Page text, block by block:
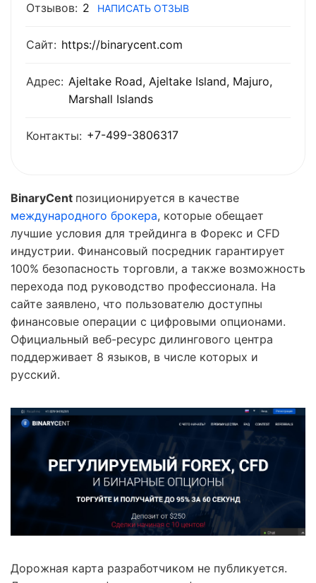
Отзывов: 2 НАПИСАТЬ ОТЗЫВ
Сайт: https://binarycent.com
Адрес: Ajeltake Road, Ajeltake Island, Majuro,
Marshall Islands
Контакты: +7-499-3806317
BinaryCent позиционируется в качестве
международного брокера, которые обещает
лучшие условия для трейдинга в Форекс и CFD
индустрии. Финансовый посредник гарантирует
100% безопасность торговли, а также возможность
перехода под руководство профессионала. На
сайте заявлено, что пользователю доступны
финансовые операции с цифровыми опционами.
Официальный веб-ресурс дилингового центра
поддерживает 8 языков, в числе которых и
русский.
Дорожная карта разработчиком не публикуется.